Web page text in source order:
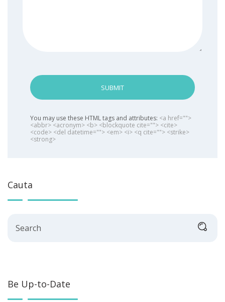
SUBMIT
You may use these HTML tags and attributes: <a href="">
<abbr> <acronym> <b> <blockquote cite=""> <cite>
<code> <del datetime=""> <em> <i> <q cite=""> <strike>
<strong>
Cauta
Be Up-to-Date